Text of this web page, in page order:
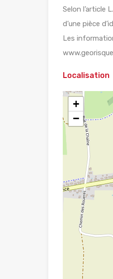
Selon l’article
d’une pièce
Les
Localisation
+
−